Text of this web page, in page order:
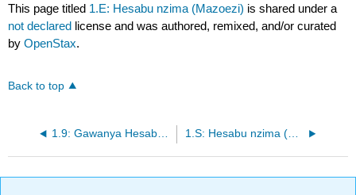
This page titled 1.E: Hesabu nzima (Mazoezi) is shared under a
not declared license and was authored, remixed, and/or curated
byOpenStax.
Back to top
1.9: Gawanya Hesabu nzima (Sehemu ya 1) 1.S: Hesabu nzima (muhtasari)